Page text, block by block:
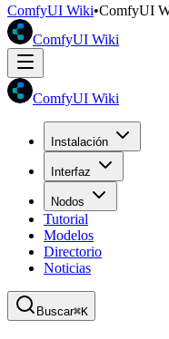
ComfyUI Wiki•ComfyUI
ComfyUI Wiki
ComfyUI Wiki
Instalación
Interfaz
Nodos
Tutorial
Modelos
Directorio
Noticias
Buscar⌘K